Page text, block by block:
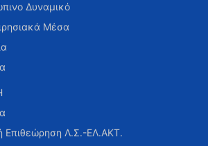
Δυναμικό
Μέσα
Επιθεώρηση Λ.Σ.-ΕΛ.ΑΚΤ.